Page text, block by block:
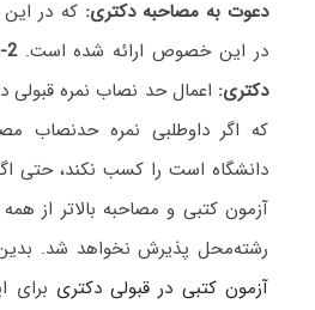
دعوت به مصاحبه دکتری: که در
در این خصوص ارائه شده است.
دکتری: اعمال حد نصاب نمره
که اگر داوطلبی نمره حدنصاب
دانشگاه است را کسب نکند، حتی
آزمون کتبی و مصاحبه بالاتر از
رشته‌محل پذیرش نخواهد شد.
آزمون کتبی در قبولی دکتری برای